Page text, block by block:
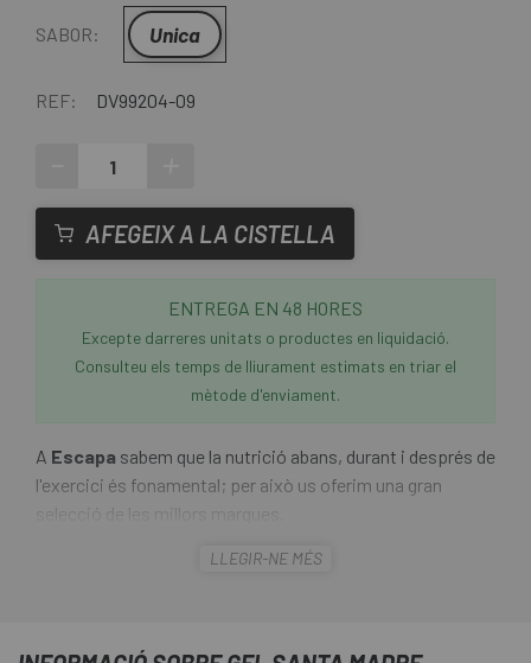
SABOR: Unica
REF: DV99204-09
AFEGEIX A LA CISTELLA
ENTREGA EN 48 HORES
Excepte darreres unitats o productes en liquidació.
Consulteu els temps de lliurament estimats en triar el
mètode d'enviament.
A Escapa sabem que la nutrició abans, durant i després de
l'exercici és fonamental; per això us oferim una gran
Gel Santa Madre Unusual Gel 45CHO OFF CAF
molt líquid amb una mida intermèdia i fàcil de prendre.
LLEGIR-NE MÉS